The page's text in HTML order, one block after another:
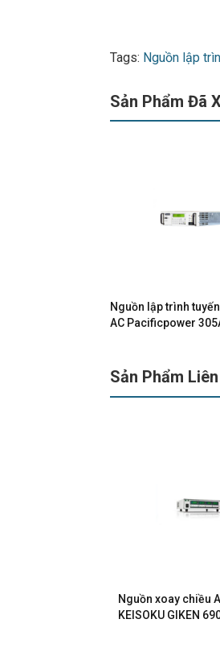
Tags: Nguồn lập
Sản Phẩm Đã
Nguồn lập trình
AC Pacificpower
Sản Phẩm
Nguồn xoay chiều
KEISOKU GIKEN